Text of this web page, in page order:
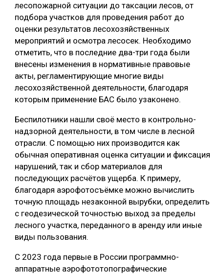
лесопожарной ситуации до таксации лесов, от
подбора участков для проведения работ до
оценки результатов лесохозяйственных
мероприятий и осмотра лесосек. Необходимо
отметить, что в последние два-три года были
внесены изменения в нормативные правовые
акты, регламентирующие многие виды
лесохозяйственной деятельности, благодаря
которым применение БАС было узаконено.
Беспилотники нашли своё место в контрольно-
надзорной деятельности, в том числе в лесной
отрасли. С помощью них производится как
обычная оперативная оценка ситуации и фиксация
нарушений, так и сбор материалов для
последующих расчётов ущерба. К примеру,
благодаря аэрофотосъёмке можно вычислить
точную площадь незаконной вырубки, определить
с геодезической точностью выход за пределы
лесного участка, переданного в аренду или иные
виды пользования.
С 2023 года первые в России программно-
аппаратные аэрофототопографические